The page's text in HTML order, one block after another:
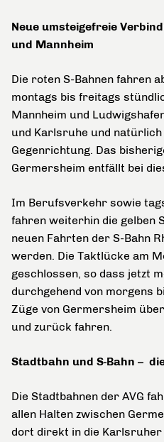
Neue umsteigefreie
und Mannheim
Die roten S-Bahnen fahren
montags bis freitags
Mannheim und
und Karlsruhe und
Gegenrichtung. Das
Germersheim entfällt bei
Im Berufsverkehr sowie
fahren weiterhin die gelben
neuen Fahrten der S-Bahn
werden. Die Taktlücke am
geschlossen, so dass jetzt
durchgehend von morgens
Züge von Germersheim
und zurück fahren.
Stadtbahn und S-Bahn –
Die Stadtbahnen der AVG
allen Halten zwischen
dort direkt in die Karlsruher